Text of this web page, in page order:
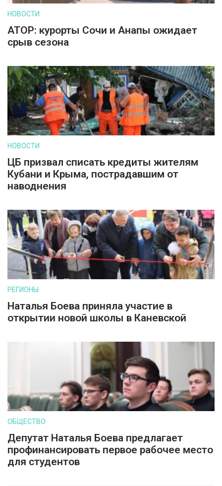
НОВОСТИ
АТОР: курорты Сочи и Анапы ожидает
срыв сезона
НОВОСТИ
ЦБ призвал списать кредиты жителям
Кубани и Крыма, пострадавшим от
наводнения
РЕГИОНЫ
Наталья Боева приняла участие в
открытии новой школы в Каневской
ОБЩЕСТВО
Депутат Наталья Боева предлагает
профинансировать первое рабочее место
для студентов